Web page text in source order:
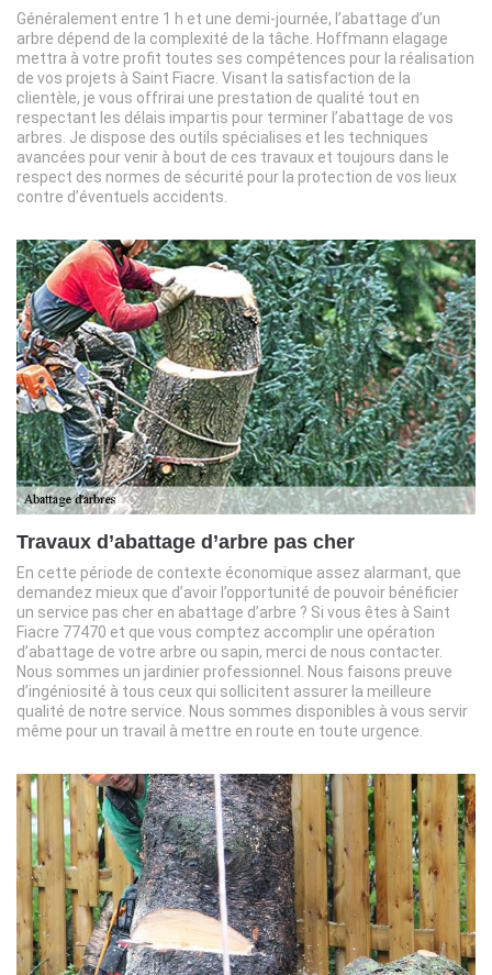
Généralement entre 1 h et une demi-journée, l’abattage d’un
arbre dépend de la complexité de la tâche. Hoffmann elagage
mettra à votre profit toutes ses compétences pour la réalisation
de vos projets à Saint Fiacre. Visant la satisfaction de la
clientèle, je vous offrirai une prestation de qualité tout en
respectant les délais impartis pour terminer l’abattage de vos
arbres. Je dispose des outils spécialises et les techniques
avancées pour venir à bout de ces travaux et toujours dans le
respect des normes de sécurité pour la protection de vos lieux
contre d’éventuels accidents.
Travaux d’abattage d’arbre pas cher
En cette période de contexte économique assez alarmant, que
demandez mieux que d’avoir l’opportunité de pouvoir bénéficier
un service pas cher en abattage d’arbre ? Si vous êtes à Saint
Fiacre 77470 et que vous comptez accomplir une opération
d’abattage de votre arbre ou sapin, merci de nous contacter.
Nous sommes un jardinier professionnel. Nous faisons preuve
d’ingéniosité à tous ceux qui sollicitent assurer la meilleure
qualité de notre service. Nous sommes disponibles à vous servir
même pour un travail à mettre en route en toute urgence.